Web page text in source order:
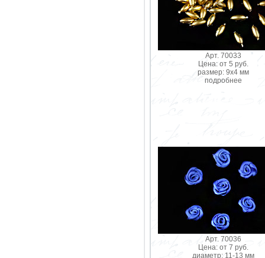
Арт. 70033
Цена: от 5 руб.
размер: 9х4 мм
подробнее
Арт. 70036
Цена: от 7 руб.
диаметр: 11-13 мм